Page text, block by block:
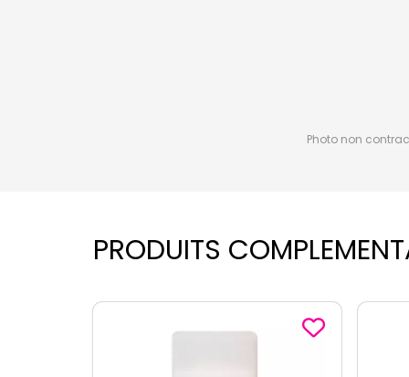
Photo non
PRODUITS